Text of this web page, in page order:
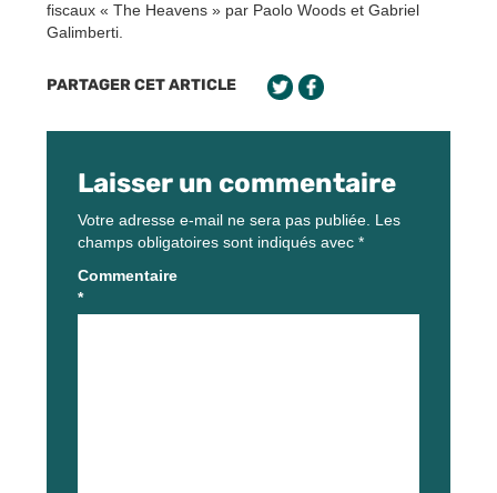
fiscaux « The Heavens » par Paolo Woods et Gabriel
Galimberti.
PARTAGER CET ARTICLE
Laisser un commentaire
Votre adresse e-mail ne sera pas publiée. Les
champs obligatoires sont indiqués avec *
Commentaire
*